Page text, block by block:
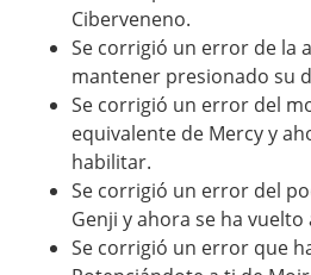
Ciberveneno.
Se corrigió un error de la
mantener presionado su
Se corrigió un error del
equivalente de Mercy y
habilitar.
Se corrigió un error del
Genji y ahora se ha vuelto
Se corrigió un error que